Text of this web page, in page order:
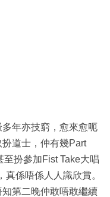
年亦技窮，愈來愈呃
道士，仲有幾Part
扮參加Fist Take大唱
真係唔係人人識欣賞。
第二晚仲敢唔敢繼續